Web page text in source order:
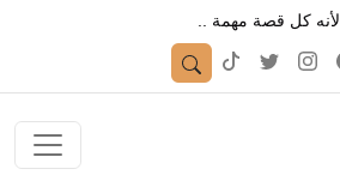
لأنه كل قصة مهمة ..